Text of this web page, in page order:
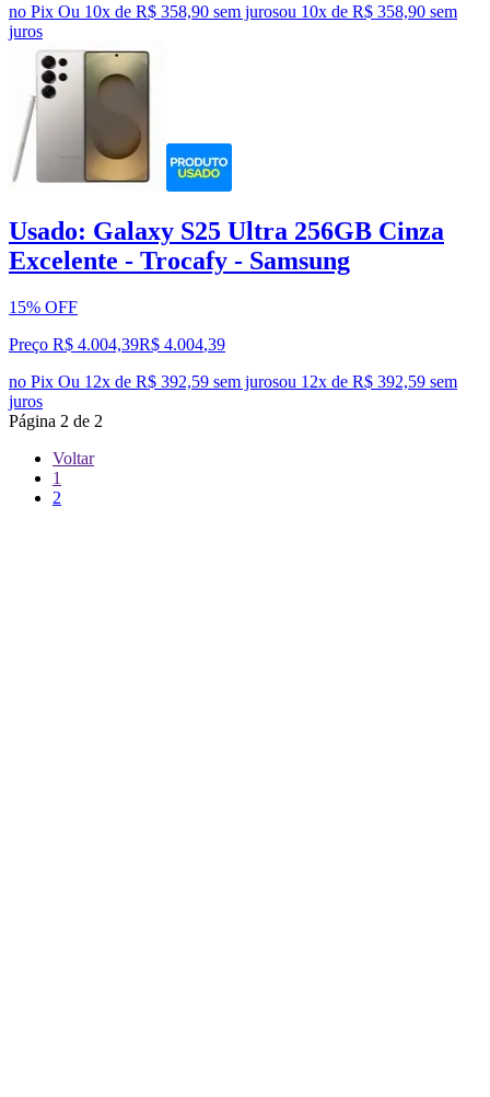
no Pix Ou 10x de R$ 358,90 sem jurosou 10x de R$ 358,90 sem
juros
Usado: Galaxy S25 Ultra 256GB Cinza
Excelente - Trocafy - Samsung
15% OFF
Preço R$ 4.004,39R$ 4.004,39
no Pix Ou 12x de R$ 392,59 sem jurosou 12x de R$ 392,59 sem
juros
Página 2 de 2
Voltar
1
2